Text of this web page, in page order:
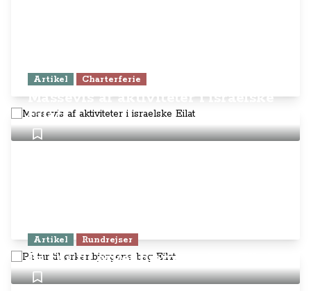
Artikel Charterferie
Massevis af aktiviteter i israelske
Eilat
Artikel Rundrejser
På tur til ørkenbjergene bag Eilat